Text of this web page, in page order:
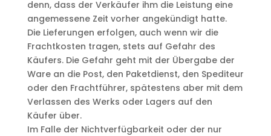
denn, dass der Verkäufer ihm die Leistung eine
angemessene Zeit vorher angekündigt hatte.
Die Lieferungen erfolgen, auch wenn wir die
Frachtkosten tragen, stets auf Gefahr des
Käufers. Die Gefahr geht mit der Übergabe der
Ware an die Post, den Paketdienst, den Spediteur
oder den Frachtführer, spätestens aber mit dem
Verlassen des Werks oder Lagers auf den
Käufer über.
Im Falle der Nichtverfügbarkeit oder der nur